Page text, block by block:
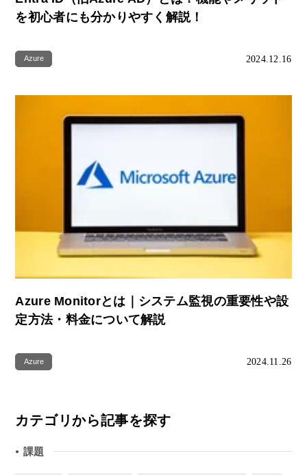
を初心者にも分かりやすく解説！
Azure 2024.12.16
Azure Monitorとは｜システム監視の重要性や設
定方法・料金について解説
Azure 2024.11.26
カテゴリから記事を探す
● 課題